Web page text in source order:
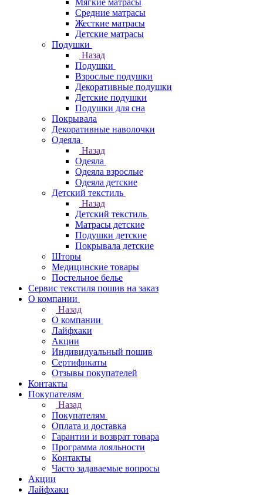
Мягкие матрасы
Средние матрасы
Жесткие матрасы
Детские матрасы
Подушки
Назад
Подушки
Взрослые подушки
Декоративные подушки
Детские подушки
Подушки для сна
Покрывала
Декоративные наволочки
Одеяла
Назад
Одеяла
Одеяла взрослые
Одеяла детские
Детский текстиль
Назад
Детский текстиль
Матрасы детские
Подушки детские
Покрывала детские
Шторы
Медицинские товары
Постельное белье
Сервис текстиля пошив на заказ
О компании
Назад
О компании
Лайфхаки
Акции
Индивидуальный пошив
Сертификаты
Отзывы покупателей
Контакты
Покупателям
Назад
Покупателям
Оплата и доставка
Гарантии и возврат товара
Программа лояльности
Контакты
Часто задаваемые вопросы
Акции
Лайфхаки